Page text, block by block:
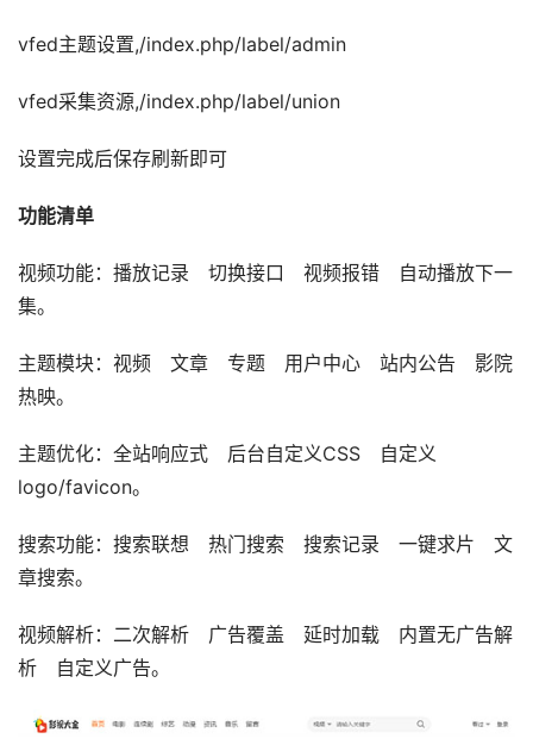
vfed主题设置,/index.php/label/admin
vfed采集资源,/index.php/label/union
设置完成后保存刷新即可
功能清单
视频功能：播放记录 切换接口 视频报错 自动播放下一
集。
主题模块：视频 文章 专题 用户中心 站内公告 影院
热映。
主题优化：全站响应式 后台自定义CSS 自定义
logo/favicon。
搜索功能：搜索联想 热门搜索 搜索记录 一键求片 文
章搜索。
视频解析：二次解析 广告覆盖 延时加载 内置无广告解
析 自定义广告。